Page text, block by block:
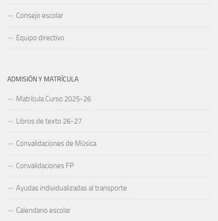
Consejo escolar
Equipo directivo
ADMISIÓN Y MATRÍCULA
Matrícula Curso 2025-26
Libros de texto 26-27
Convalidaciones de Música
Convalidaciones FP
Ayudas individualizadas al transporte
Calendario escolar